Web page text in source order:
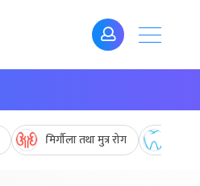
मिर्गौला तथा मुत्र रोग